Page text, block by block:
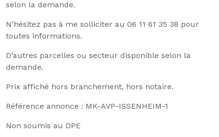
selon la demande.
N’hésitez pas à me solliciter au 06 11 61 35 38 pour
toutes informations.
D’autres parcelles ou secteur disponible selon la
demande.
Prix affiché hors branchement, hors notaire.
Référence annonce : MK-AVP-ISSENHEIM-1
Non soumis au DPE